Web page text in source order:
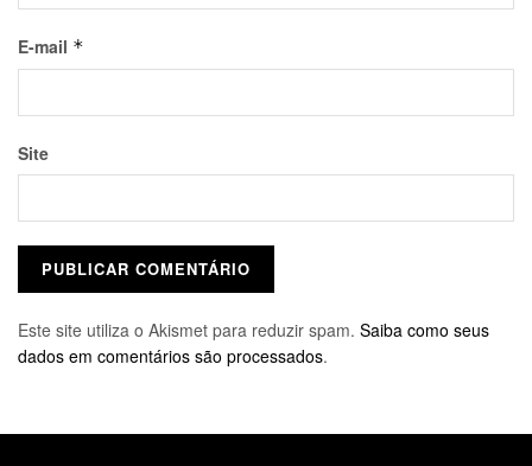
E-mail *
Site
Este site utiliza o Akismet para reduzir spam. Saiba como seus
dados em comentários são processados.